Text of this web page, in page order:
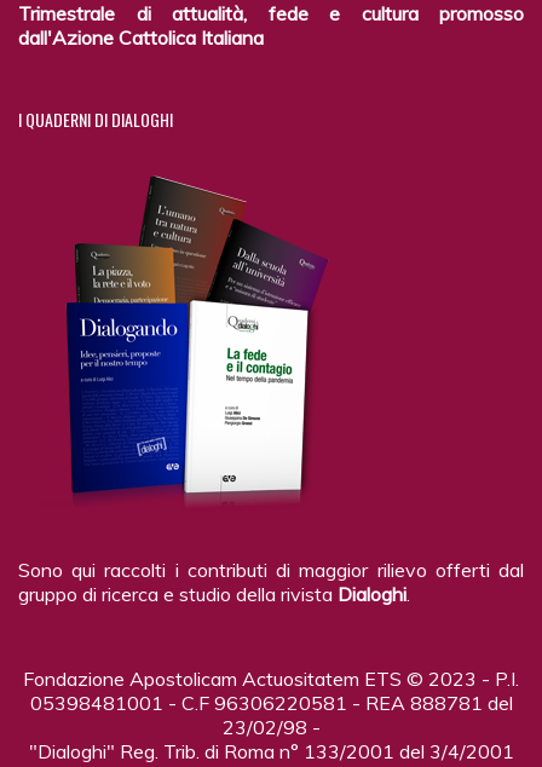
Trimestrale di attualità, fede e cultura promosso
dall'Azione Cattolica Italiana
IQUADERNI DI DIALOGHI
Sono qui raccolti i contributi di maggior rilievo offerti dal
gruppo di ricerca e studio della rivista Dialoghi
Fondazione Apostolicam Actuositatem ETS © 2023 - P.I.
05398481001 - C.F 96306220581 - REA 888781 del
23/02/98 -
"Dialoghi" Reg. Trib. di Roma n° 133/2001 del 3/4/2001